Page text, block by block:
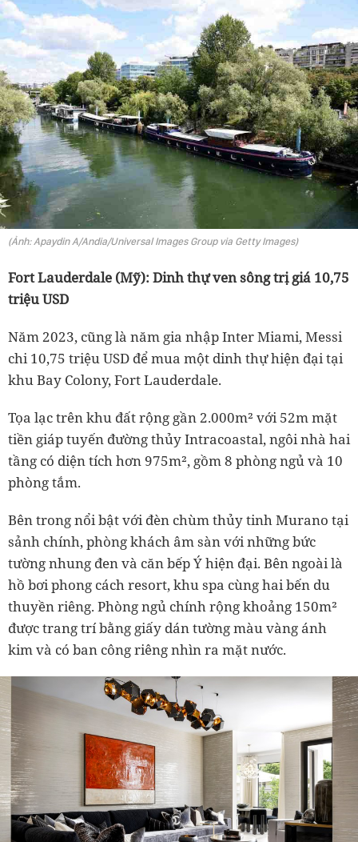
(Ảnh: Apaydin A/Andia/Universal Images Group via Getty Images)
Fort Lauderdale (Mỹ): Dinh thự ven sông trị giá 10,75
triệu USD
Năm 2023, cũng là năm gia nhập Inter Miami, Messi
chi 10,75 triệu USD để mua một dinh thự hiện đại tại
khu Bay Colony, Fort Lauderdale.
Tọa lạc trên khu đất rộng gần 2.000m² với 52m mặt
tiền giáp tuyến đường thủy Intracoastal, ngôi nhà hai
tầng có diện tích hơn 975m², gồm 8 phòng ngủ và 10
phòng tắm.
Bên trong nổi bật với đèn chùm thủy tinh Murano tại
sảnh chính, phòng khách âm sàn với những bức
tường nhung đen và căn bếp Ý hiện đại. Bên ngoài là
hồ bơi phong cách resort, khu spa cùng hai bến du
thuyền riêng. Phòng ngủ chính rộng khoảng 150m²
được trang trí bằng giấy dán tường màu vàng ánh
kim và có ban công riêng nhìn ra mặt nước.